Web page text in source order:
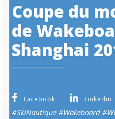
Coupe du
de
Shanghai
Facebook Linkedin
#SkiNautique #Wakeboard